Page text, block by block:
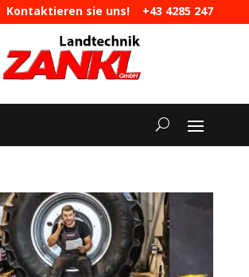
Kontaktieren sie uns! +43 4285 247
|maschinen@landtechnik-zankl.at